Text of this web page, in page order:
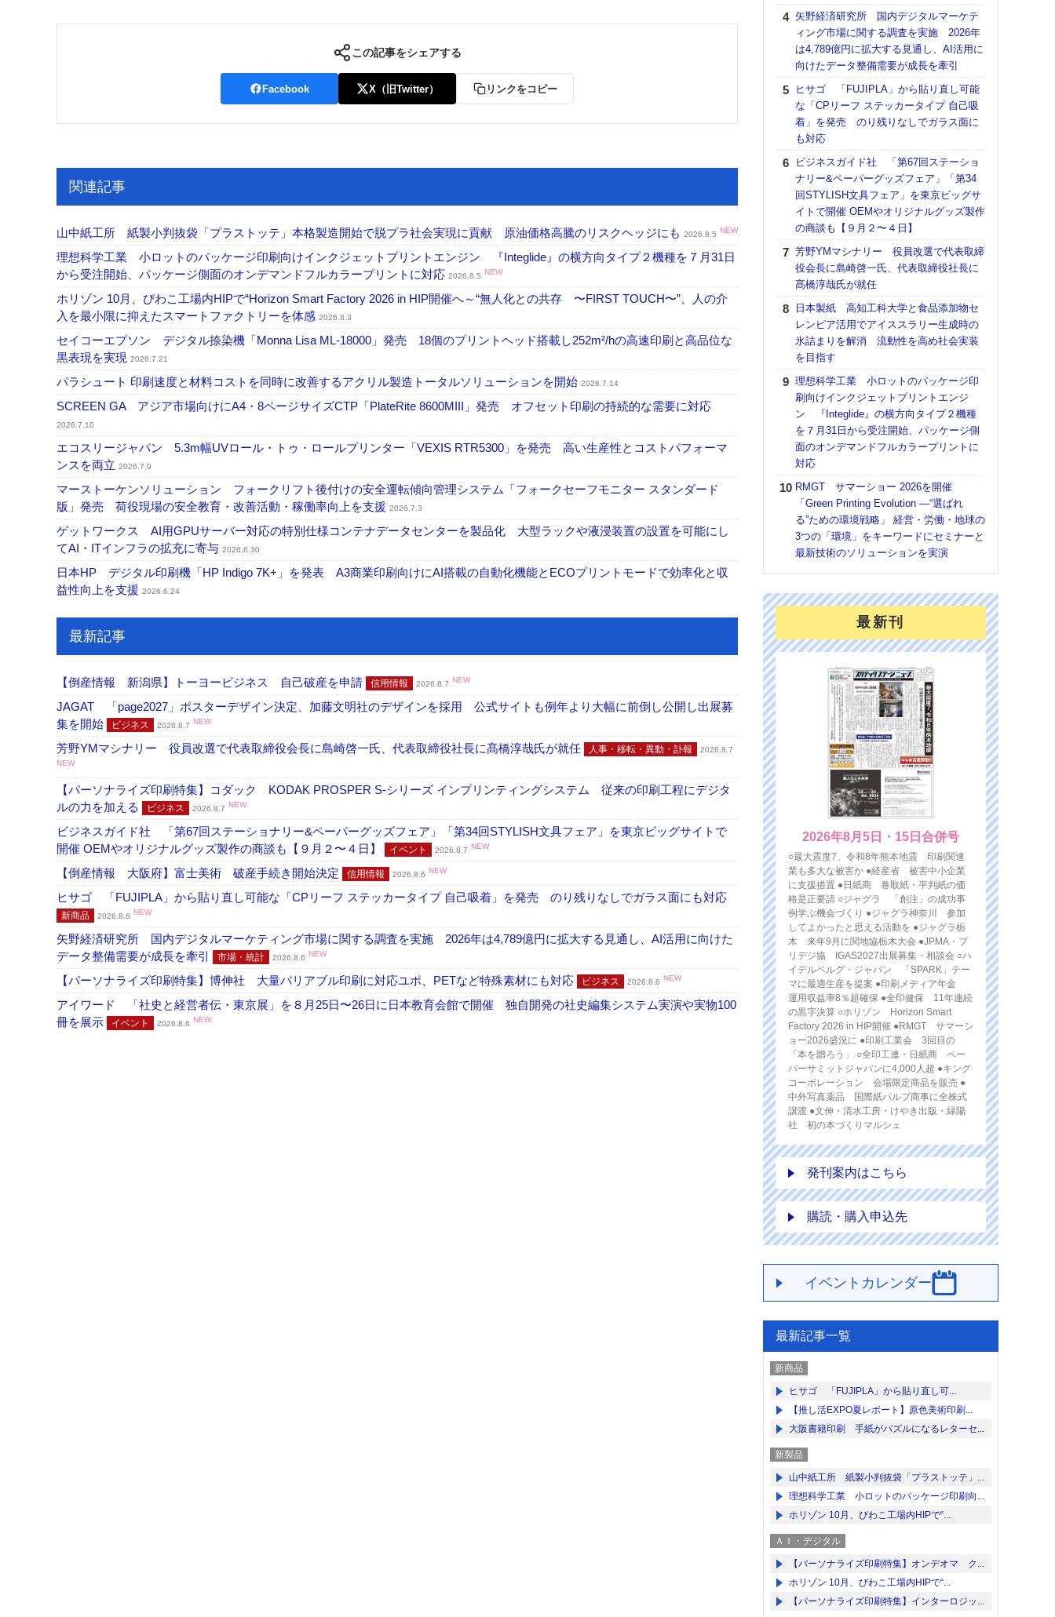
この記事をシェアする
Facebook X（旧Twitter） リンクをコピー
関連記事
山中紙工所 紙製小判抜袋「プラストッテ」本格製造開始で脱プラ社会実現に貢献 原油価格高騰のリスクヘッジにも 2026.8.5 NEW
理想科学工業 小ロットのパッケージ印刷向けインクジェットプリントエンジン 『Integlide』の横方向タイプ２機種を７月31日
から受注開始、パッケージ側面のオンデマンドフルカラープリントに対応 2026.8.5 NEW
ホリゾン 10月、びわこ工場内HIPで“Horizon Smart Factory 2026 in HIP開催へ～“無人化との共存 〜FIRST TOUCH〜”、人の介
入を最小限に抑えたスマートファクトリーを体感 2026.8.3
セイコーエプソン デジタル捺染機「Monna Lisa ML-18000」発売 18個のプリントヘッド搭載し252m²/hの高速印刷と高品位な
黒表現を実現 2026.7.21
パラシュート 印刷速度と材料コストを同時に改善するアクリル製造トータルソリューションを開始 2026.7.14
SCREEN GA アジア市場向けにA4・8ページサイズCTP「PlateRite 8600MIII」発売 オフセット印刷の持続的な需要に対応
2026.7.10
エコスリージャパン 5.3m幅UVロール・トゥ・ロールプリンター「VEXIS RTR5300」を発売 高い生産性とコストパフォーマ
ンスを両立 2026.7.9
マーストーケンソリューション フォークリフト後付けの安全運転傾向管理システム「フォークセーフモニター スタンダード
版」発売 荷役現場の安全教育・改善活動・稼働率向上を支援 2026.7.3
ゲットワークス AI用GPUサーバー対応の特別仕様コンテナデータセンターを製品化 大型ラックや液浸装置の設置を可能にし
てAI・ITインフラの拡充に寄与 2026.6.30
日本HP デジタル印刷機「HP Indigo 7K+」を発表 A3商業印刷向けにAI搭載の自動化機能とECOプリントモードで効率化と収
益性向上を支援 2026.6.24
最新記事
【倒産情報 新潟県】トーヨービジネス 自己破産を申請 信用情報 2026.8.7 NEW
JAGAT 「page2027」ポスターデザイン決定、加藤文明社のデザインを採用 公式サイトも例年より大幅に前倒し公開し出展募
集を開始
ビジネス 2026.8.7 NEW
芳野YMマシナリー 役員改選で代表取締役会長に島崎啓一氏、代表取締役社長に髙橋淳哉氏が就任 人事・移転・異動・訃報
2026.8.7
NEW
【パーソナライズ印刷特集】コダック KODAK PROSPER S-シリーズ インプリンティングシステム 従来の印刷工程にデジタ
ルの力を加える
ビジネス 2026.8.7 NEW
ビジネスガイド社 「第67回ステーショナリー&ペーパーグッズフェア」「第34回STYLISH文具フェア」を東京ビッグサイトで
開催 OEMやオリジナルグッズ製作の商談も【９月２〜４日】
イベント 2026.8.7 NEW
【倒産情報 大阪府】富士美術 破産手続き開始決定 信用情報 2026.8.6 NEW
ヒサゴ 「FUJIPLA」から貼り直し可能な「CPリーフ ステッカータイプ 自己吸着」を発売 のり残りなしでガラス面にも対応
新商品 2026.8.6 NEW
矢野経済研究所 国内デジタルマーケティング市場に関する調査を実施 2026年は4,789億円に拡大する見通し、AI活用に向けた
データ整備需要が成長を牽引
市場・統計 2026.8.6 NEW
【パーソナライズ印刷特集】博伸社 大量バリアブル印刷に対応ユポ、PETなど特殊素材にも対応 ビジネス 2026.8.6 NEW
アイワード 「社史と経営者伝・東京展」を８月25日〜26日に日本教育会館で開催 独自開発の社史編集システム実演や実物100
冊を展示
イベント 2026.8.6 NEW
矢野経済研究所 国内デジタルマーケテ
ィング市場に関する調査を実施 2026年
は4,789億円に拡大する見通し、AI活用に
向けたデータ整備需要が成長を牽引
ヒサゴ 「FUJIPLA」から貼り直し可能
な「CPリーフ ステッカータイプ 自己吸
着」を発売 のり残りなしでガラス面に
も対応
ビジネスガイド社 「第67回ステーショ
ナリー&ペーパーグッズフェア」「第34
回STYLISH文具フェア」を東京ビッグサ
イトで開催 OEMやオリジナルグッズ製作
の商談も【９月２〜４日】
芳野YMマシナリー 役員改選で代表取締
役会長に島崎啓一氏、代表取締役社長に
髙橋淳哉氏が就任
日本製紙 高知工科大学と食品添加物セ
レンピア活用でアイススラリー生成時の
氷詰まりを解消 流動性を高め社会実装
を目指す
理想科学工業 小ロットのパッケージ印
刷向けインクジェットプリントエンジ
ン 『Integlide』の横方向タイプ２機種
を７月31日から受注開始、パッケージ側
面のオンデマンドフルカラープリントに
対応
RMGT サマーショー 2026を開催
「Green Printing Evolution ―“選ばれ
る”ための環境戦略」 経営・労働・地球の
3つの「環境」をキーワードにセミナーと
最新技術のソリューションを実演
最新刊
2026年8月5日・15日合併号
○最大震度7、令和8年熊本地震 印刷関連
業も多大な被害か ●経産省 被害中小企業
に支援措置 ●日紙商 巻取紙・平判紙の価
格是正要請 ○ジャグラ 「創注」の成功事
例学ぶ機会づくり ●ジャグラ神奈川 参加
してよかったと思える活動を ●ジャグラ栃
木 来年9月に関地協栃木大会 ●JPMA・プ
リデジ協 IGAS2027出展募集・相談会 ○ハ
イデルベルグ・ジャパン 「SPARK」テー
マに最適生産を提案 ●印刷メディア年金
運用収益率8％超確保 ●全印健保 11年連続
の黒字決算 ○ホリゾン Horizon Smart
Factory 2026 in HIP開催 ●RMGT サマーシ
ョー2026盛況に ●印刷工業会 3回目の
「本を贈ろう」 ○全印工連・日紙商 ペー
パーサミットジャパンに4,000人超 ●キング
コーポレーション 会場限定商品を販売 ●
中外写真薬品 国際紙パルプ商事に全株式
譲渡 ●文伸・清水工房・けやき出版・緑陽
社 初の本づくりマルシェ
発刊案内はこちら
購読・購入申込先
イベントカレンダー
最新記事一覧
新商品
ヒサゴ 「FUJIPLA」から貼り直し可...
【推し活EXPO夏レポート】原色美術印刷...
大阪書籍印刷 手紙がパズルになるレターセ...
新製品
山中紙工所 紙製小判抜袋「プラストッテ」...
理想科学工業 小ロットのパッケージ印刷向...
ホリゾン 10月、びわこ工場内HIPで“...
ＡＩ・デジタル
【パーソナライズ印刷特集】オンデオマ ク...
ホリゾン 10月、びわこ工場内HIPで“...
【パーソナライズ印刷特集】インターロジッ...